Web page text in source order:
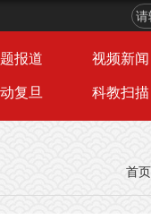
报道 视频新闻
复旦 科教扫描
首页